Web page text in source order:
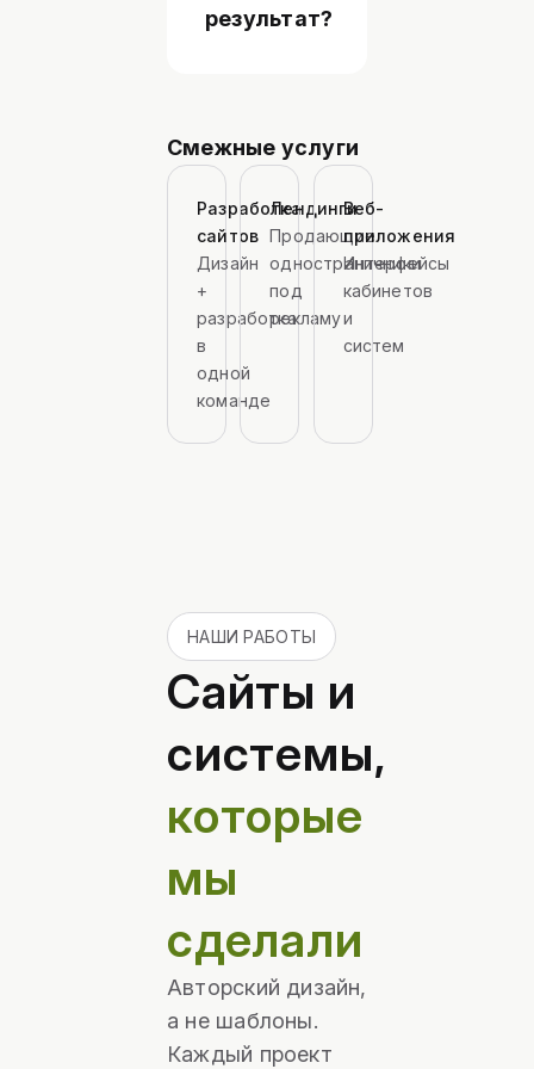
результат?
Смежные услуги
Разработка
сайтов
Дизайн
+
разработка
в
одной
команде
Лендинги
Продающие
одностраничники
под
рекламу
Веб-
приложения
Интерфейсы
кабинетов
и
систем
НАШИ РАБОТЫ
Сайты и
системы,
которые
мы
сделали
Авторский дизайн,
а не шаблоны.
Каждый проект